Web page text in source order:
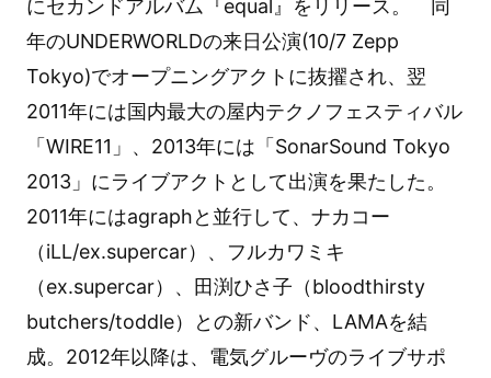
にセカンドアルバム『equal』をリリース。 同
年のUNDERWORLDの来日公演(10/7 Zepp
Tokyo)でオープニングアクトに抜擢され、翌
2011年には国内最大の屋内テクノフェスティバル
「WIRE11」、2013年には「SonarSound Tokyo
2013」にライブアクトとして出演を果たした。
2011年にはagraphと並行して、ナカコー
（iLL/ex.supercar）、フルカワミキ
（ex.supercar）、田渕ひさ子（bloodthirsty
butchers/toddle）との新バンド、LAMAを結
成。2012年以降は、電気グルーヴのライブサポ